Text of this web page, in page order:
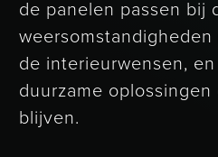
de panelen passen bij
de interieurwensen,
duurzame
blijven.